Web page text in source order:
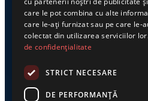
care le pot combina cu alte
care le-ați furnizat sau pe care le-
colectat din utilizarea serviciilor
de confidențialitate
STRICT NECESARE
DE PERFORMANȚĂ